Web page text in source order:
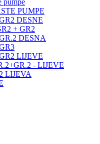
pumpe
PUMPE
DESNE
+ GR2
DESNA
LIJEVE
- LIJEVE
LIJEVA